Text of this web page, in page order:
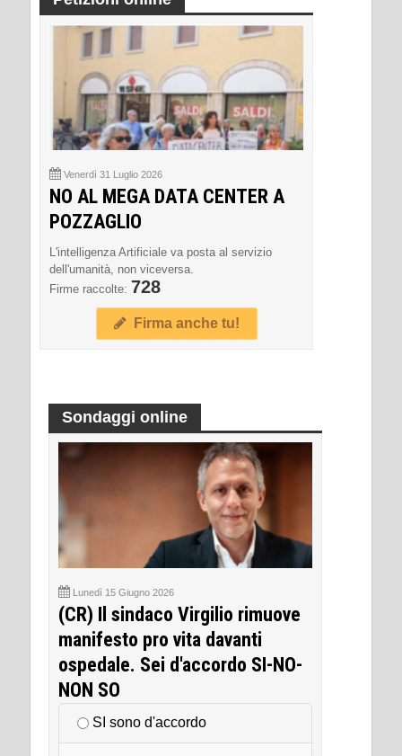
Venerdì 31 Luglio 2026
NO AL MEGA DATA CENTER A
POZZAGLIO
L'intelligenza Artificiale va posta al servizio
dell'umanità, non viceversa.
Firme raccolte: 728
Firma anche tu!
Sondaggi online
Lunedì 15 Giugno 2026
(CR) Il sindaco Virgilio rimuove
manifesto pro vita davanti
ospedale. Sei d'accordo SI-NO-
NON SO
SI sono d'accordo